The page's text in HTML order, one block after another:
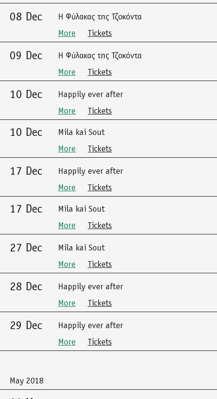
08 Dec
Η Φύλακας της Τζοκόντα
More
Tickets
09 Dec
Η Φύλακας της Τζοκόντα
More
Tickets
10 Dec
Happily ever after
More
Tickets
10 Dec
Mila kai Sout
More
Tickets
17 Dec
Happily ever after
More
Tickets
17 Dec
Mila kai Sout
More
Tickets
27 Dec
Mila kai Sout
More
Tickets
28 Dec
Happily ever after
More
Tickets
29 Dec
Happily ever after
More
Tickets
May 2018